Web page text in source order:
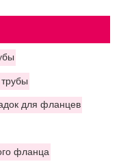
для фланцев
фланца